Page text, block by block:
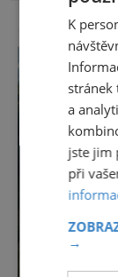
K
stránek
a
jste jim
při
→